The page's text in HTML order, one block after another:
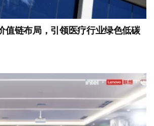
值链布局，引领医疗行业绿色低碳